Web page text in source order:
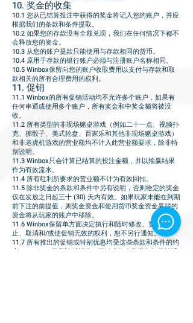
10. 奖金的收集
10.1 您从已结算投注中获得的奖金将记入您的账户，并应
根据我们的条款和条件提取。
10.2 如果您的存款没有全额兑现，我们在任何情况下都不
会释放您的资金。
10.3 从您的账户提款只能使用与存款相同的货币。
10.4 原用于存款的银行账户必须与注册账户名称相同。
10.5 Winbox保留向您的账户收取费用以支付与存款和取
款相关的所有合理费用的权利。
11. 促销
11.1 Winbox的所有促销活动均不允许多个账户，如果有
任何串通或使用多个账户，所有奖金和中奖金额将被没
收。
11.2 所有类型的非现场赌桌游戏（例如二十一点、视频扑
克、掷骰子、美式轮盘、百家乐和其他非现场赌桌游戏）
和非老虎机游戏的营业额均不计入此营业额要求，除非特
别说明。
11.3 Winbox只会计算已结算的投注金额，并以输赢结果
作为有效流水。
11.4 所有红利所要求的营业额不计为有效回扣。
11.5 除非奖金的条款和条件中另有说明，否则给定的奖金
仅在发放之日起三十 (30) 天内有效。如果玩家未能在到期
前下注的前提值，则奖金资金和使用货币奖金资金赢得的
资金将从玩家的账户中移除。
11.6 Winbox保留单方面决定执行和随时修改、更改、停
止、取消和/或使促销无效的权利，恕不另行通知。
11.7 所有推出的促销或特别优惠均受这些条款和条件的约
束。 Winbox 保留随时暂停、撤销或修改此类任何促销活